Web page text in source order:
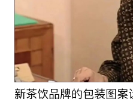
新茶饮品牌的包装图案